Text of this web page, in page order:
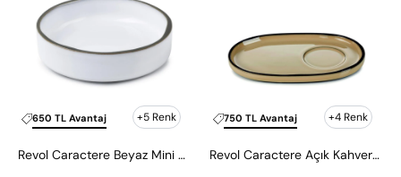
+5 Renk
650 TL Avantaj
Beyaz
Bowl
Kase
cm
Revol Caractere Beyaz Mini Bowl Kase 7 cm
+4 Renk
750 TL Avantaj
Kahverengi
Fincan
Tabağı
13x8
Revol Caractere Açık Kahverengi Fincan Tabağı - 13x8 cm